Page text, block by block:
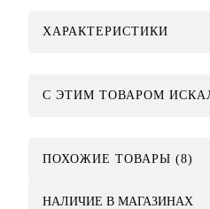
ХАРАКТЕРИСТИКИ
C ЭТИМ ТОВАРОМ
ПОХОЖИЕ ТОВАРЫ (8)
НАЛИЧИЕ В МАГАЗИНАХ